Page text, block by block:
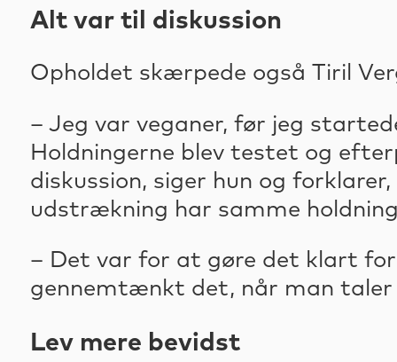
Alt var til diskussion
Opholdet skærpede også Tiril
– Jeg var veganer, før jeg
Holdningerne blev testet og
diskussion, siger hun og
udstrækning har samme
– Det var for at gøre det klart for
gennemtænkt det, når man taler
Lev mere bevidst